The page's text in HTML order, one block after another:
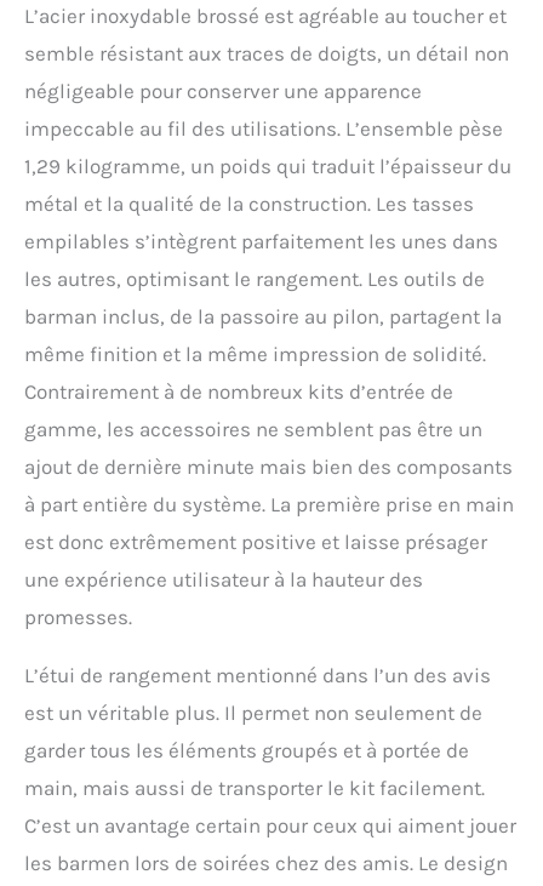
double paroi isolée sous
boissons au frais tout en
garantissant que vos
mains restent sèches et
confortables.
Contrairement aux
shakers ordinaires, celui-
de condensation. Son
intérieur lisse et sans
jointure rend le nettoyage
facile – il est même lavable
au lave-vaisselle pour une
commodité absolue.
𝐒𝐡𝐚𝐤𝐞𝐫 𝐂𝐨𝐜𝐤𝐭𝐚𝐢𝐥 𝐚𝐯𝐞𝐜 𝐕𝐞𝐫𝐫𝐞
𝐃𝐨𝐬𝐞𝐮𝐫 𝐈𝐧𝐭é𝐠𝐫é Ce kit
cocktail est pourvu de
marquages de mesure
intégrés, avec des échelles
ml) à 9 oz (270 ml). Le verre
doseur intégré vous
impuretés pour un goût
raffiné à chaque
𝐥𝐚 𝐅ê𝐭𝐞 𝐚𝐯𝐞𝐜 𝐍𝐨𝐭𝐫𝐞 𝐂𝐨𝐜𝐤𝐭𝐚𝐢𝐥
𝐊𝐢𝐭 Le set inclut tout le
nécessaire—un shaker
cocktail de 900ml (avec
Verre Doseur intégré), une
L’acier inoxydable brossé est agréable au toucher et
semble résistant aux traces de doigts, un détail non
négligeable pour conserver une apparence
impeccable au fil des utilisations. L’ensemble pèse
1,29 kilogramme, un poids qui traduit l’épaisseur du
métal et la qualité de la construction. Les tasses
empilables s’intègrent parfaitement les unes dans
les autres, optimisant le rangement. Les outils de
barman inclus, de la passoire au pilon, partagent la
même finition et la même impression de solidité.
Contrairement à de nombreux kits d’entrée de
gamme, les accessoires ne semblent pas être un
ajout de dernière minute mais bien des composants
à part entière du système. La première prise en main
est donc extrêmement positive et laisse présager
une expérience utilisateur à la hauteur des
promesses.
L’étui de rangement mentionné dans l’un des avis
est un véritable plus. Il permet non seulement de
garder tous les éléments groupés et à portée de
main, mais aussi de transporter le kit facilement.
C’est un avantage certain pour ceux qui aiment jouer
les barmen lors de soirées chez des amis. Le design